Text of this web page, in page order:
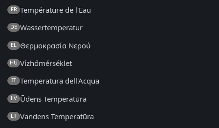
FR Température de l'Eau
DE Wassertemperatur
EL Θερμοκρασία Νερού
HU Vízhőmérséklet
IT Temperatura dell'Acqua
LV Ūdens Temperatūra
LT Vandens Temperatūra